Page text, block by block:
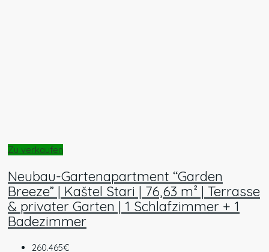
Zu verkaufen
Neubau-Gartenapartment “Garden
Breeze” | Kaštel Stari | 76,63 m² | Terrasse
& privater Garten | 1 Schlafzimmer + 1
Badezimmer
260.465€